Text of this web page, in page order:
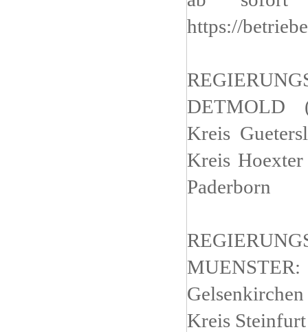
https://
DETMOLD
Kreis
Kreis
Paderborn
Kreis